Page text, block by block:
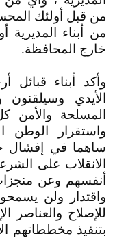
من قبل أولئك
من أبناء
خارج المحافظة.
وأكد أبناء
الأيدي
المسلحة
واستقرار الوطن
ساهما في إفشال
الانقلاب على
أنفسهم وعن
واقتدار ولن
للإصلاح والعناصر
بتنفيذ مخططاتهم